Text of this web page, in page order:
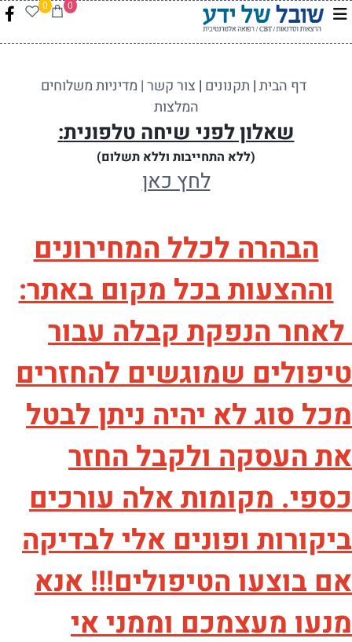
דף הבית| תקנונים | צור קשר | מדיניות משלוחים
המלצות
שאלון לפני שיחה טלפונית:
(ללא התחייבות וללא תשלום)
לחץ כאן
0 0
הבהרה לכלל המחירונים
וההצעות בכל מקום באתר:
לאחר הנפקת קבלה עבור
טיפולים שמוגשים להחזרים
מכל סוג לא יהיה ניתן לבטל
את העסקה ולקבל החזר
כספי. מקומות אלה עורכים
ביקורות ופונים אלי לבדיקה
אם בוצעו הטיפולים!!! אנא
מנעו מעצמכם וממני אי